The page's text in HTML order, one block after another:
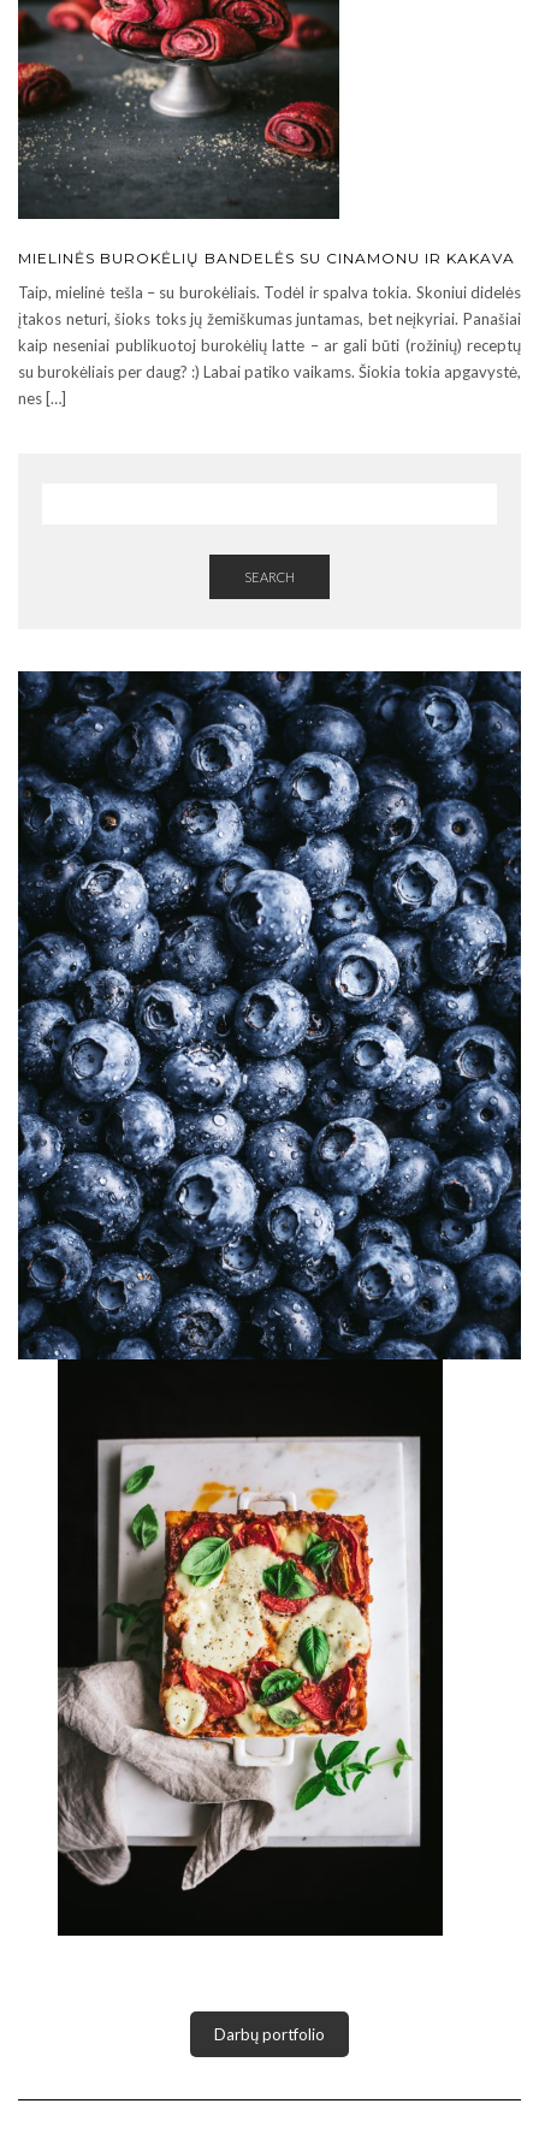
MIELINĖS BUROKĖLIŲ BANDELĖS SU CINAMONU IR KAKAVA
Taip, mielinė tešla – su burokėliais. Todėl ir spalva tokia. Skoniui didelės
įtakos neturi, šioks toks jų žemiškumas juntamas, bet neįkyriai. Panašiai
kaip neseniai publikuotoj burokėlių latte – ar gali būti (rožinių) receptų
su burokėliais per daug? :) Labai patiko vaikams. Šiokia tokia apgavystė,
nes […]
SEARCH
Darbų portfolio